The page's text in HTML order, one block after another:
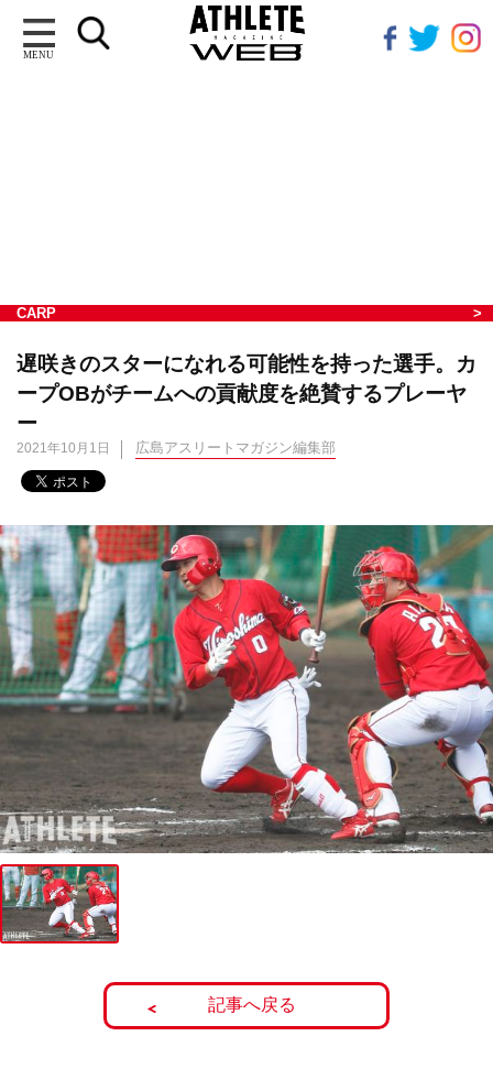
MENU
CARP
遅咲きのスターになれる可能性を持った選手。カ
ープOBがチームへの貢献度を絶賛するプレーヤ
ー
2021年10月1日 広島アスリートマガジン編集部
記事へ戻る